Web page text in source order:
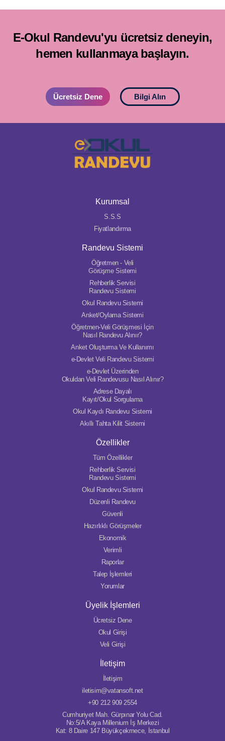
E-Okul Randevu'yu ücretsizdeneyin,
hemen kullanmaya başlayın.
Ücretsiz Dene Bilgi Alın
Kurumsal
S.S.S
Fiyatlandırma
Randevu Sistemi
Öğretmen - Veli
Görüşme Sistemi
Rehberlik Servisi
Randevu Sistemi
Okul Randevu Sistemi
Anket/Oylama Sistemi
Öğretmen-Veli Görüşmesi İçin
Nasıl Randevu Alınır?
Anket Oluşturma Ve Kullanımı
e-Devlet Veli Randevu Sistemi
e-Devlet Üzerinden
Okuldan Veli Randevusu Nasıl Alınır?
Adrese Dayalı
Kayıt/Okul Sorgulama
Okul Kaydı Randevu Sistemi
Akıllı Tahta Kilit Sistemi
Özellikler
Tüm Özellikler
Rehberlik Servisi
Randevu Sistemi
Okul Randevu Sistemi
Düzenli Randevu
Güvenli
Hazırlıklı Görüşmeler
Ekonomik
Verimli
Raporlar
Talep İşlemleri
Yorumlar
Üyelik İşlemleri
Ücretsiz Dene
Okul Girişi
Veli Girişi
İletişim
İletişim
iletisim@vatansoft.net
+90 212 909 2554
Cumhuriyet Mah. Gürpınar Yolu Cad.
No:5/A Kaya Millenium İş Merkezi
Kat: 8 Daire 147 Büyükçekmece, İstanbul